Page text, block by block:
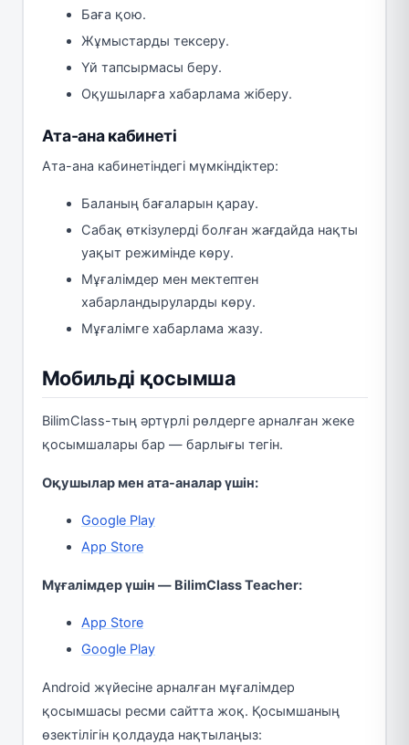
Баға қою.
Жұмыстарды тексеру.
Үй тапсырмасы беру.
Оқушыларға хабарлама жіберу.
Ата-ана кабинеті
Ата-ана кабинетіндегі мүмкіндіктер:
Баланың бағаларын қарау.
Сабақ өткізулерді болған жағдайда нақты
уақыт режимінде көру.
Мұғалімдер мен мектептен
хабарландыруларды көру.
Мұғалімге хабарлама жазу.
Мобильді қосымша
BilimClass-тың әртүрлі рөлдерге арналған жеке
қосымшалары бар — барлығы тегін.
Оқушылар мен ата-аналар үшін:
Google Play
App Store
Мұғалімдер үшін — BilimClass Teacher:
App Store
Google Play
Android жүйесіне арналған мұғалімдер
қосымшасы ресми сайтта жоқ. Қосымшаның
өзектілігін қолдауда нақтылаңыз: